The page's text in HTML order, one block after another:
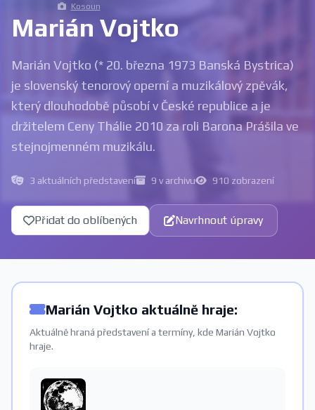
Kosoun
Marián Vojtko
Marián Vojtko (* 20. března 1973 Banská Bystrica)
je slovenský tenorový operní a muzikálový zpěvák,
který dlouhodobě působí v České republice a je
držitelem Ceny Thálie 2010 za roli Barona Prášila ve
stejnojmenném muzikálu.
3 aktuálních představení 9 v archivu 910 zobrazení
Přidat do oblíbených Navrhnout úpravy
Marián Vojtko aktuálně hraje:
Aktuálně hraná představení a termíny, kde Marián Vojtko
hraje.